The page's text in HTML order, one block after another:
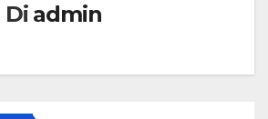
Di admin